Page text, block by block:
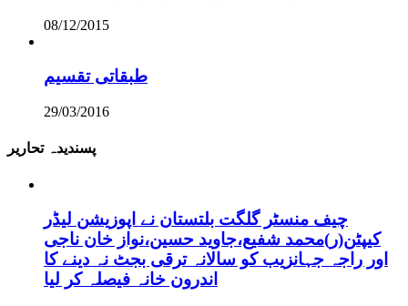
08/12/2015
طبقاتی تقسیم
29/03/2016
پسندیدہ تحاریر
چیف منسٹر گلگت بلتستان نے اپوزیشن لیڈر
کیپٹن(ر)محمد شفیع،جاوید حسین،نواز خان ناجی
اور راجہ جہانزیب کو سالانہ ترقی بجٹ نہ دینے کا
اندرون خانہ فیصلہ کر لیا